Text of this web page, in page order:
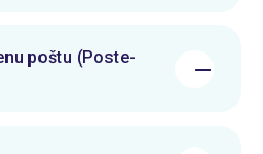
poštu (Poste-